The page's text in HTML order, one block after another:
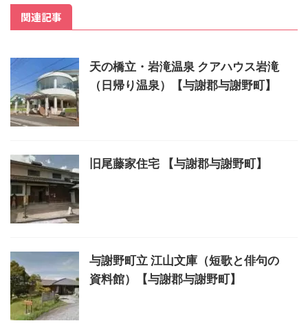
関連記事
天の橋立・岩滝温泉 クアハウス岩滝
（日帰り温泉）【与謝郡与謝野町】
旧尾藤家住宅 【与謝郡与謝野町】
与謝野町立 江山文庫（短歌と俳句の
資料館）【与謝郡与謝野町】